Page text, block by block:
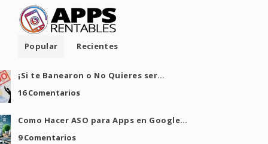
Popular Recientes
¡Si te Banearon o No Quieres ser…
16 Comentarios
Como Hacer ASO para Apps en Google…
9 Comentarios